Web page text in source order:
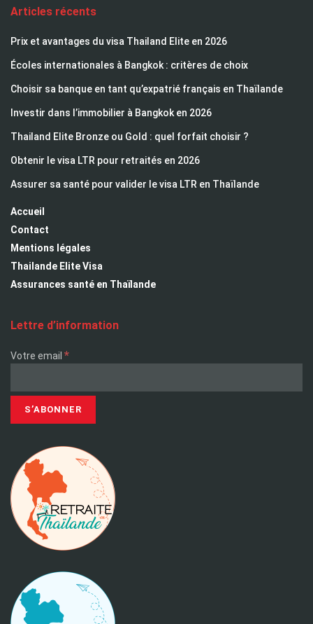
Articles récents
Prix et avantages du visa Thailand Elite en 2026
Écoles internationales à Bangkok : critères de choix
Choisir sa banque en tant qu’expatrié français en Thaïlande
Investir dans l’immobilier à Bangkok en 2026
Thailand Elite Bronze ou Gold : quel forfait choisir ?
Obtenir le visa LTR pour retraités en 2026
Assurer sa santé pour valider le visa LTR en Thaïlande
Accueil
Contact
Mentions légales
Thailande Elite Visa
Assurances santé en Thaïlande
Lettre d’information
Votre email *